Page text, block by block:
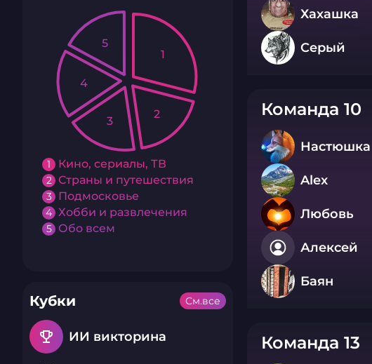
1 Кино, сериалы, ТВ
2 Страны и путешествия
3 Подмосковье
4 Хобби и развлечения
5 Обо всем
1
2
3
4
5
Кубки
emoji_events ИИ викторина
См.все
Хахашка
Серый
Команда 10
Настюшка
Alex
Любовь
Алексей
Баян
Команда 13